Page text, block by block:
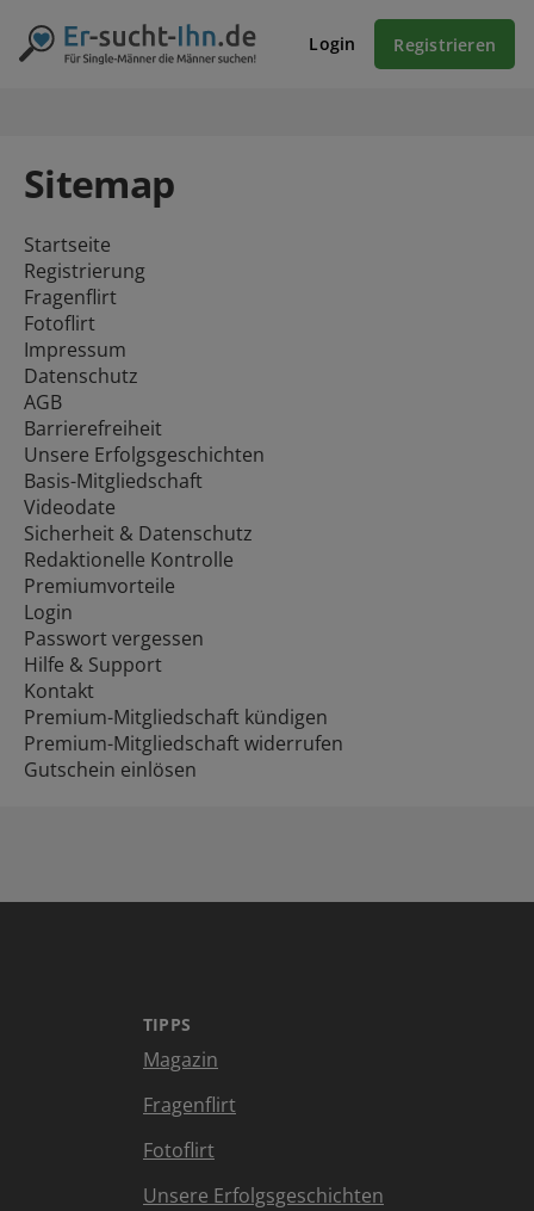
Login Registrieren
Sitemap
Startseite
Registrierung
Fragenflirt
Fotoflirt
Impressum
Datenschutz
AGB
Barrierefreiheit
Unsere Erfolgsgeschichten
Basis-Mitgliedschaft
Videodate
Sicherheit & Datenschutz
Redaktionelle Kontrolle
Premiumvorteile
Login
Passwort vergessen
Hilfe & Support
Kontakt
Premium-Mitgliedschaft kündigen
Premium-Mitgliedschaft widerrufen
Gutschein einlösen
TIPPS
Magazin
Fragenflirt
Fotoflirt
Unsere Erfolgsgeschichten